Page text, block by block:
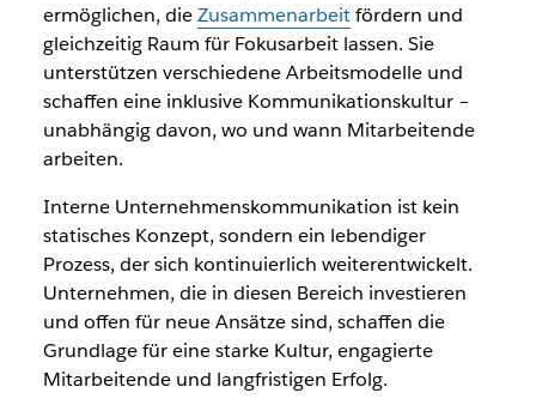
ermöglichen, dieZusammenarbeitfördern und
gleichzeitig Raum für Fokusarbeit lassen. Sie
unterstützen verschiedene Arbeitsmodelle und
schaffen eine inklusive Kommunikationskultur –
unabhängig davon, wo und wann Mitarbeitende
arbeiten.
Interne Unternehmenskommunikation ist kein
statisches Konzept, sondern ein lebendiger
Prozess, der sich kontinuierlich weiterentwickelt.
Unternehmen, die in diesen Bereich investieren
und offen für neue Ansätze sind, schaffen die
Grundlage für eine starke Kultur, engagierte
Mitarbeitende und langfristigen Erfolg.